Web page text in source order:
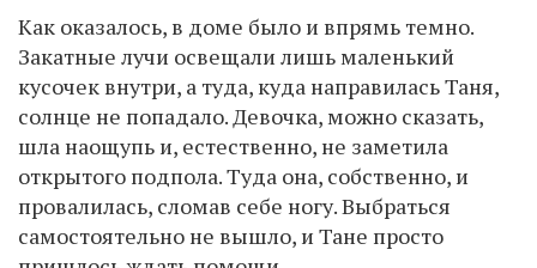
Как оказалось, в доме было и впрямь темно.
Закатные лучи освещали лишь маленький
кусочек внутри, а туда, куда направилась Таня,
солнце не попадало. Девочка, можно сказать,
шла наощупь и, естественно, не заметила
открытого подпола. Туда она, собственно, и
провалилась, сломав себе ногу. Выбраться
самостоятельно не вышло, и Тане просто